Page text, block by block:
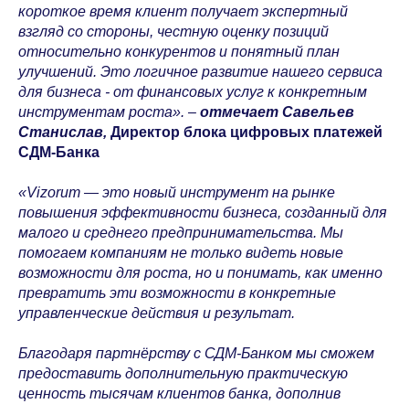
короткое время клиент получает экспертный
взгляд со стороны, честную оценку позиций
относительно конкурентов и понятный план
улучшений. Это логичное развитие нашего сервиса
для бизнеса - от финансовых услуг к конкретным
инструментам роста». – отмечает Савельев
Станислав, Директор блока цифровых платежей
СДМ-Банка
«Vizorum — это новый инструмент на рынке
повышения эффективности бизнеса, созданный для
малого и среднего предпринимательства. Мы
помогаем компаниям не только видеть новые
возможности для роста, но и понимать, как именно
превратить эти возможности в конкретные
управленческие действия и результат.
Благодаря партнёрству с СДМ-Банком мы сможем
предоставить дополнительную практическую
ценность тысячам клиентов банка, дополнив